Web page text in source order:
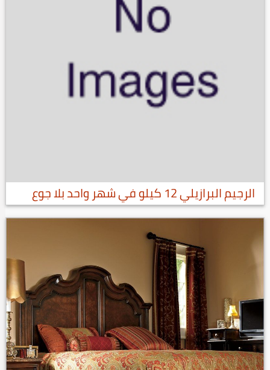
الرجيم البرازيلي 12 كيلو في شهر واحد بلا جوع